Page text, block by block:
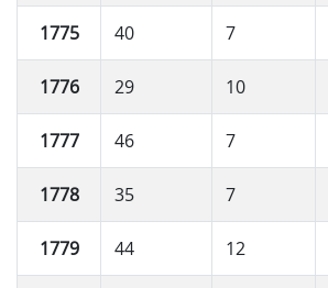
1775 40 7
1776 29 10
1777 46 7
1778 35 7
1779 44 12